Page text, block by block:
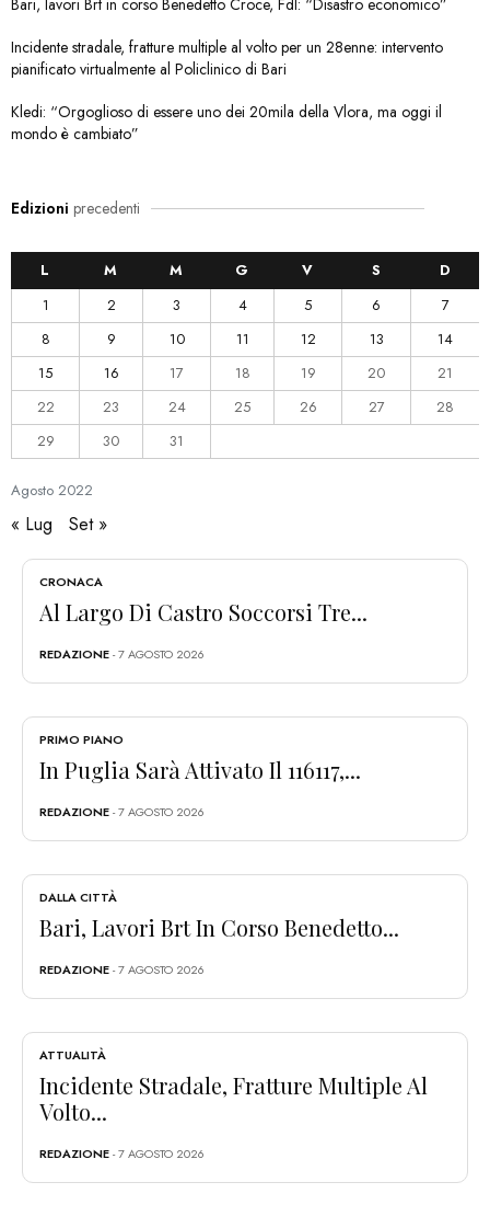
Bari, lavori Brt in corso Benedetto Croce, FdI: “Disastro economico”
Incidente stradale, fratture multiple al volto per un 28enne: intervento
pianificato virtualmente al Policlinico di Bari
Kledi: “Orgoglioso di essere uno dei 20mila della Vlora, ma oggi il
mondo è cambiato”
Edizioni precedenti
Agosto 2022
L M M G V S
D
1
2 3 4 5 6
7
8
9 10 11 12 13
14
15
16 17 18 19 20
21
22
23 24 25 26 27
28
29
30 31
« Lug Set »
CRONACA
Al Largo Di Castro Soccorsi Tre...
REDAZIONE- 7 AGOSTO 2026
PRIMO PIANO
In Puglia Sarà Attivato Il 116117,...
REDAZIONE- 7 AGOSTO 2026
DALLA CITTÀ
Bari, Lavori Brt In Corso Benedetto...
REDAZIONE- 7 AGOSTO 2026
ATTUALITÀ
Incidente Stradale, Fratture Multiple Al
Volto...
REDAZIONE- 7 AGOSTO 2026